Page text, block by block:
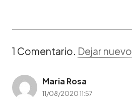
1 Comentario. Dejar nuevo
Maria Rosa
11/08/2020 11:57